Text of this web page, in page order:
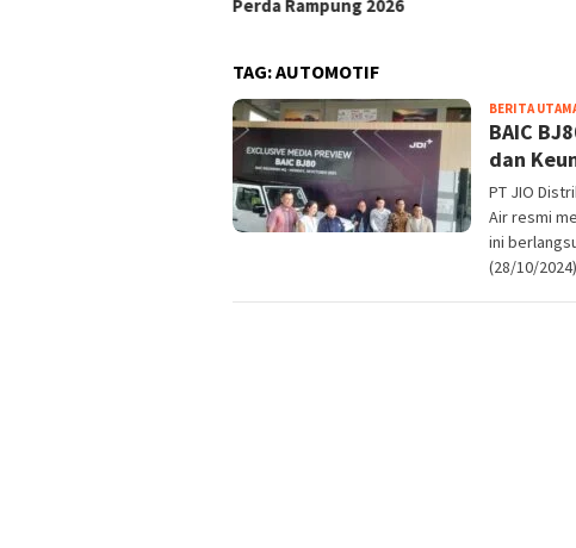
TAG:AUTOMOTIF
BERITA
BAIC
dan
PT JIO
Air resmi
ini
(28/10/